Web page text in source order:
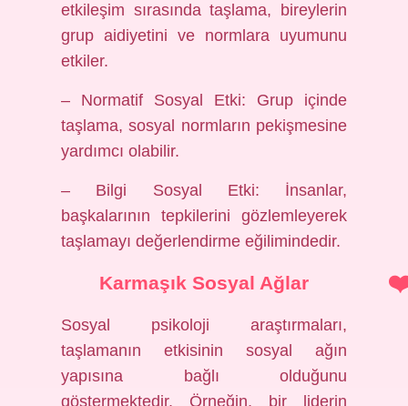
etkileşim sırasında taşlama, bireylerin
grup aidiyetini ve normlara uyumunu
etkiler.
– Normatif Sosyal Etki: Grup içinde
taşlama, sosyal normların pekişmesine
yardımcı olabilir.
– Bilgi Sosyal Etki: İnsanlar,
başkalarının tepkilerini gözlemleyerek
taşlamayı değerlendirme eğilimindedir.
Karmaşık Sosyal Ağlar
Sosyal psikoloji araştırmaları,
taşlamanın etkisinin sosyal ağın
yapısına bağlı olduğunu
göstermektedir. Örneğin, bir liderin